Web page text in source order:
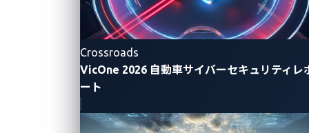
Crossroads
VicOne 2026 自動車サイバーセキュリティレ
ート
Zenbleedの動作原理
Zenbleedに影響を受けるレジスタはYMMと呼ばれ、
CPUが頻繁に行う様々な基本操作において重要な役割
モリブロックを異なる場所にコピーするなどの操作が